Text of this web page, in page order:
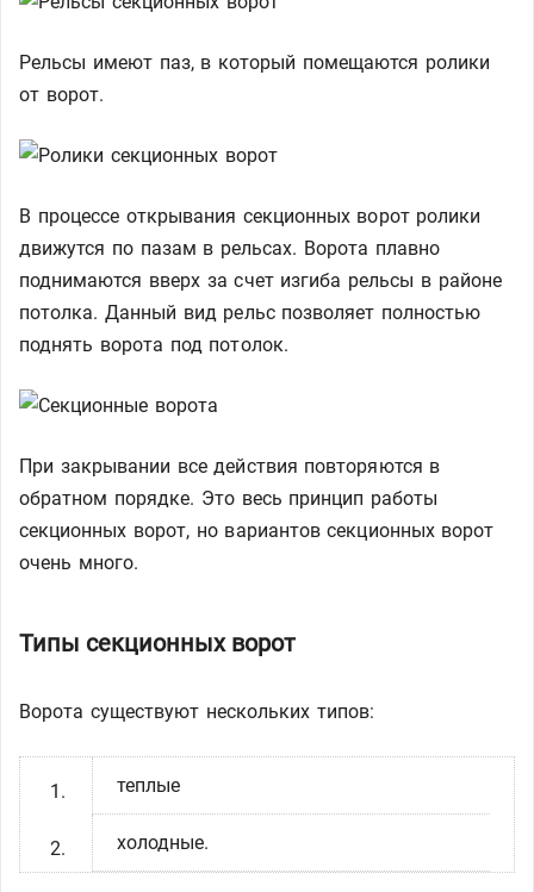
Рельсы имеют паз, в который помещаются ролики
от ворот.
В процессе открывания секционных ворот ролики
движутся по пазам в рельсах. Ворота плавно
поднимаются вверх за счет изгиба рельсы в районе
потолка. Данный вид рельс позволяет полностью
поднять ворота под потолок.
При закрывании все действия повторяются в
обратном порядке. Это весь принцип работы
секционных ворот, но вариантов секционных ворот
очень много.
Типы секционных ворот
Ворота существуют нескольких типов:
теплые
холодные.